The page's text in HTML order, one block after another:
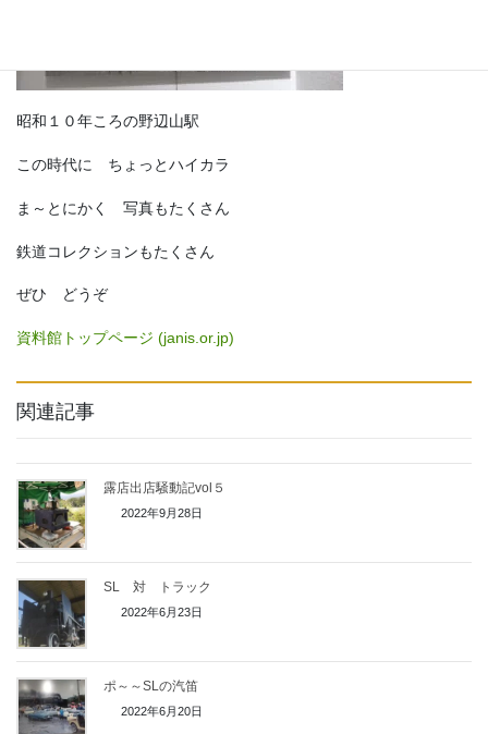
昭和１０年ころの野辺山駅
この時代に ちょっとハイカラ
ま～とにかく 写真もたくさん
鉄道コレクションもたくさん
ぜひ どうぞ
資料館トップページ (janis.or.jp)
関連記事
露店出店騒動記vol５
2022年9月28日
SL 対 トラック
2022年6月23日
ポ～～SLの汽笛
2022年6月20日